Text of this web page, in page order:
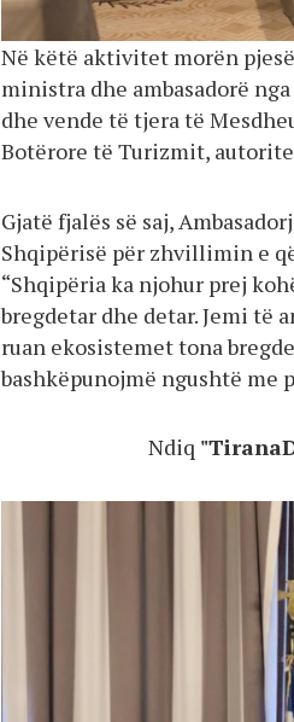
Në këtë aktivitet morën
ministra dhe ambasadorë
dhe vende të tjera të
Botërore të Turizmit,
Gjatë fjalës së saj,
Shqipërisë për zhvillimin e
“Shqipëria ka njohur prej
bregdetar dhe detar. Jemi të
ruan ekosistemet tona
bashkëpunojmë ngushtë me
Ndiq